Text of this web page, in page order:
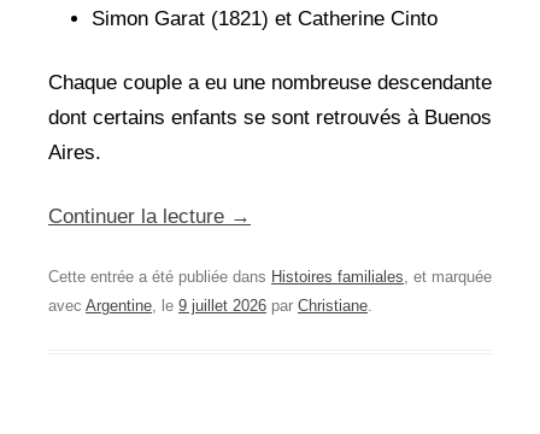
Simon Garat (1821) et Catherine Cinto
Chaque couple a eu une nombreuse descendante
dont certains enfants se sont retrouvés à Buenos
Aires.
Continuer la lecture →
Cette entrée a été publiée dans Histoires familiales, et marquée
avec Argentine, le 9 juillet 2026 par Christiane.